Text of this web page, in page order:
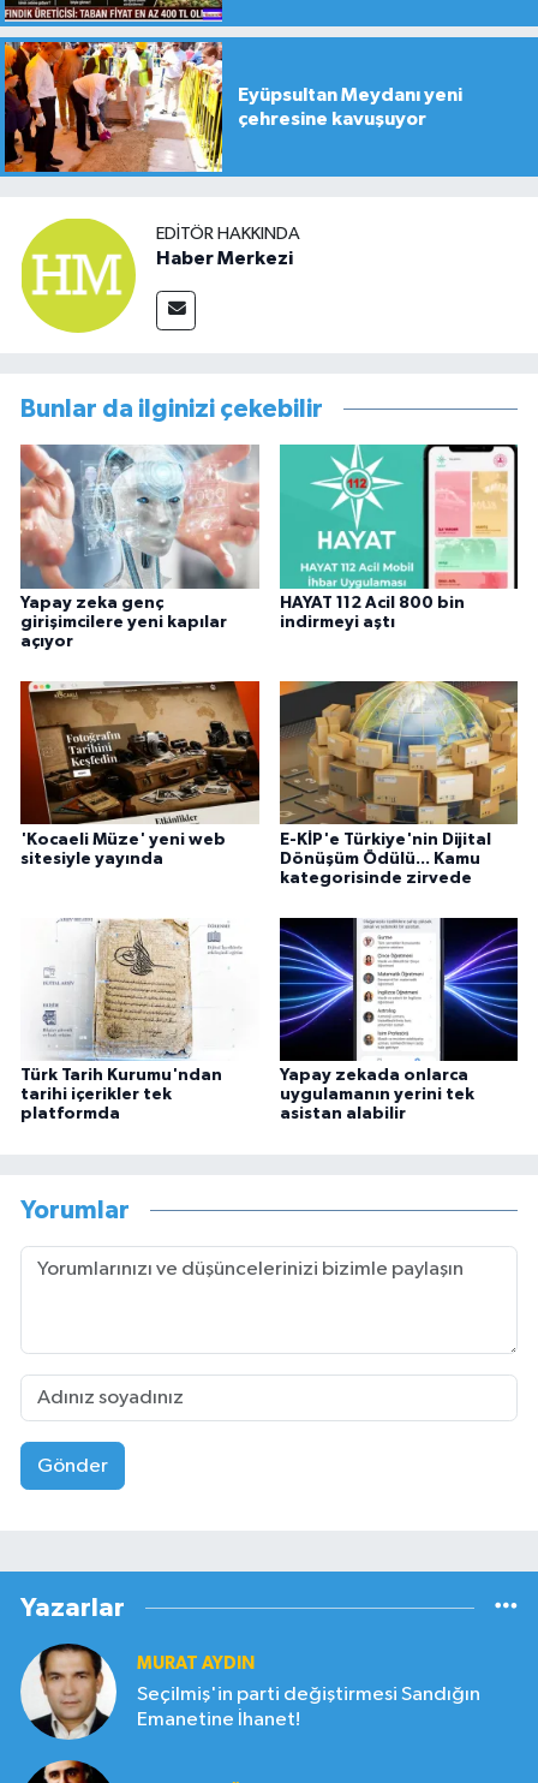
Eyüpsultan Meydanı yeni
çehresine kavuşuyor
EDITÖR HAKKINDA
Haber Merkezi
Bunlar da ilginizi çekebilir
Yapay zeka genç
girişimcilere yeni kapılar
açıyor
HAYAT 112 Acil 800 bin
indirmeyi aştı
'Kocaeli Müze' yeni web
sitesiyle yayında
E-KİP'e Türkiye'nin Dijital
Dönüşüm Ödülü... Kamu
kategorisinde zirvede
Türk Tarih Kurumu'ndan
tarihi içerikler tek
platformda
Yapay zekada onlarca
uygulamanın yerini tek
asistan alabilir
Yorumlar
Gönder
Yazarlar
MURAT AYDIN
Seçilmiş'in parti değiştirmesi Sandığın
Emanetine İhanet!